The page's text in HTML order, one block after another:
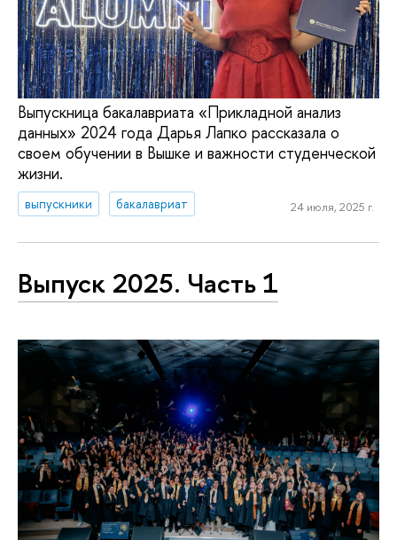
Выпускница бакалавриата «Прикладной анализ
данных» 2024 года Дарья Лапко рассказала о
своем обучении в Вышке и важности студенческой
жизни.
выпускники бакалавриат 24 июля, 2025 г.
Выпуск 2025. Часть 1